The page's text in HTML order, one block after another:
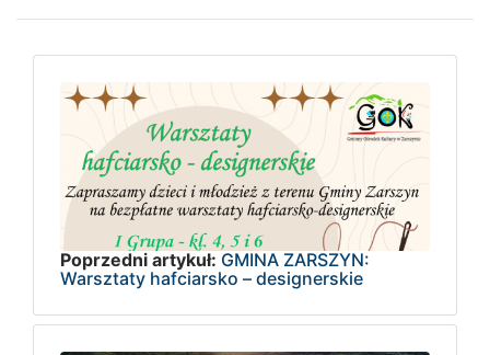
Poprzedni artykuł: GMINA ZARSZYN:
Warsztaty hafciarsko – designerskie